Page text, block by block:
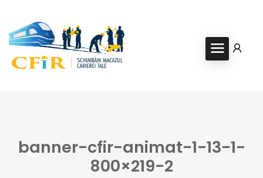
banner-cfir-animat-1-13-1-
800×219-2